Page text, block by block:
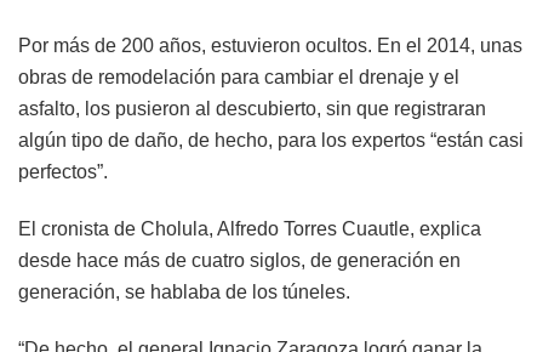
Por más de 200 años, estuvieron ocultos. En el 2014, unas
obras de remodelación para cambiar el drenaje y el
asfalto, los pusieron al descubierto, sin que registraran
algún tipo de daño, de hecho, para los expertos “están casi
perfectos”.
El cronista de Cholula, Alfredo Torres Cuautle, explica
desde hace más de cuatro siglos, de generación en
generación, se hablaba de los túneles.